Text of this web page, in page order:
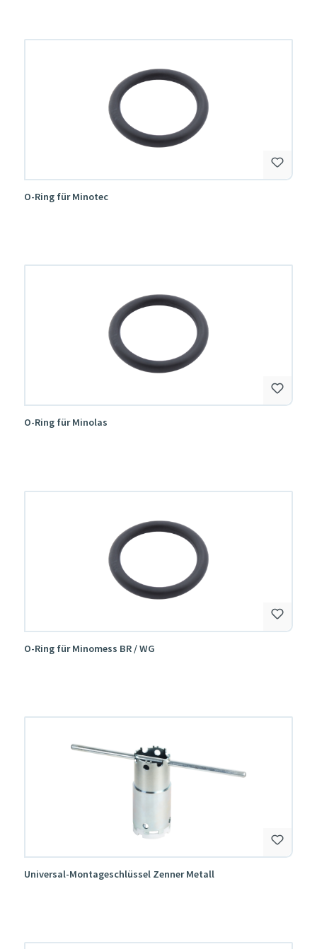
O-Ring für Minotec
O-Ring für Minolas
O-Ring für Minomess BR / WG
Universal-Montageschlüssel Zenner Metall